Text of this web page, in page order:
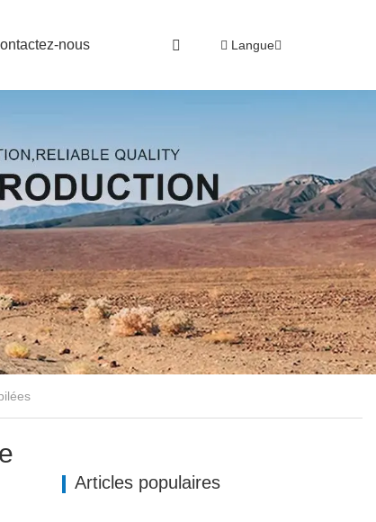
nous Langue
Articles populaires